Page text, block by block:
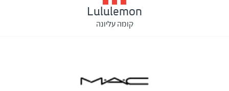
Lululemon
קומה עליונה